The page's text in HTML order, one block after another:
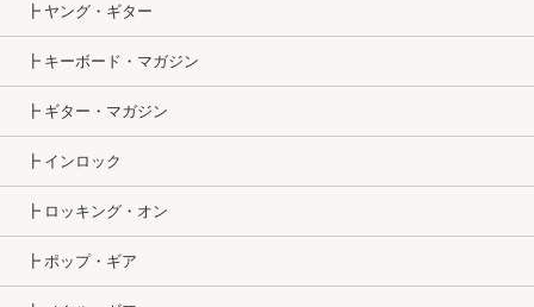
┣ ヤング・ギター
┣ キーボード・マガジン
┣ ギター・マガジン
┣ インロック
┣ ロッキング・オン
┣ ポップ・ギア